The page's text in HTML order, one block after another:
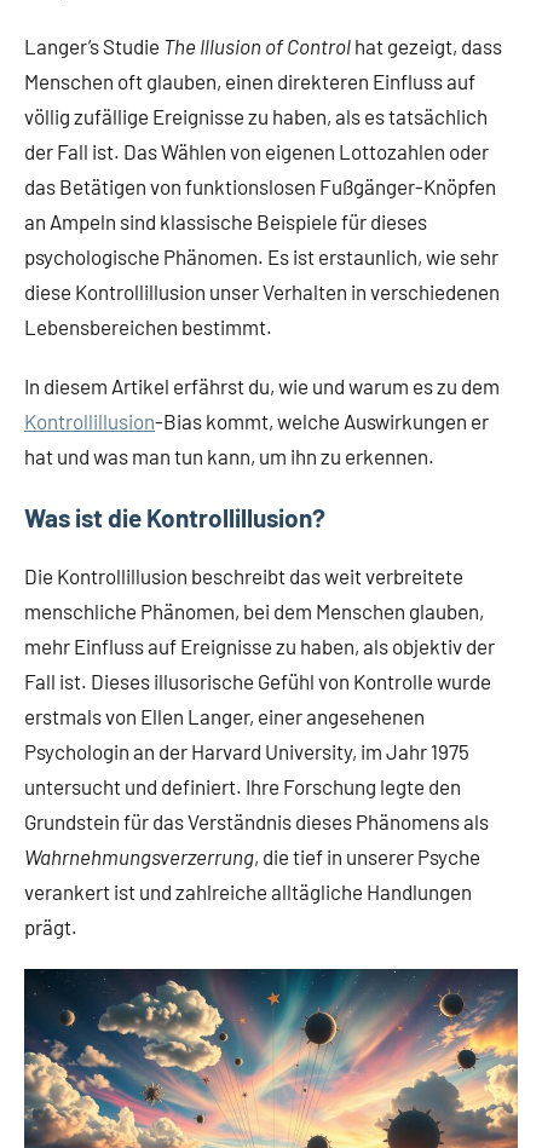
Langer’s Studie The Illusion of Control hat gezeigt, dass
Menschen oft glauben, einen direkteren Einfluss auf
völlig zufällige Ereignisse zu haben, als es tatsächlich
der Fall ist. Das Wählen von eigenen Lottozahlen oder
das Betätigen von funktionslosen Fußgänger-Knöpfen
an Ampeln sind klassische Beispiele für dieses
psychologische Phänomen. Es ist erstaunlich, wie sehr
diese Kontrollillusion unser Verhalten in verschiedenen
Lebensbereichen bestimmt.
In diesem Artikel erfährst du, wie und warum es zu dem
Kontrollillusion-Bias kommt, welche Auswirkungen er
hat und was man tun kann, um ihn zu erkennen.
Was ist die Kontrollillusion?
Die Kontrollillusion beschreibt das weit verbreitete
menschliche Phänomen, bei dem Menschen glauben,
mehr Einfluss auf Ereignisse zu haben, als objektiv der
Fall ist. Dieses illusorische Gefühl von Kontrolle wurde
erstmals von Ellen Langer, einer angesehenen
Psychologin an der Harvard University, im Jahr 1975
untersucht und definiert. Ihre Forschung legte den
Grundstein für das Verständnis dieses Phänomens als
Wahrnehmungsverzerrung, die tief in unserer Psyche
verankert ist und zahlreiche alltägliche Handlungen
prägt.